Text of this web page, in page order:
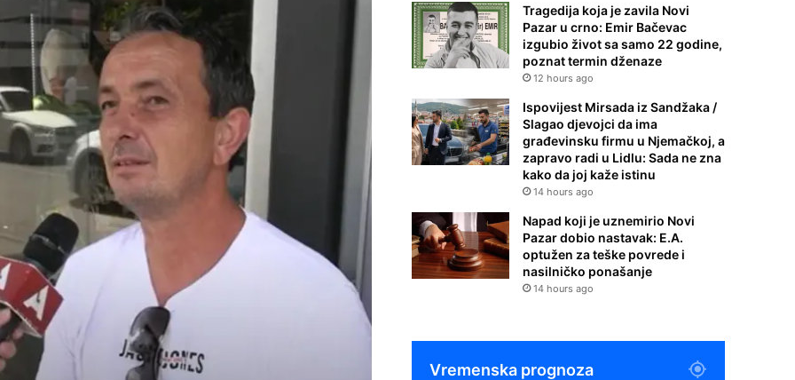
Tragedija koja je zavila Novi
Pazar u crno: Emir Bačevac
izgubio život sa samo 22 godine,
poznat termin dženaze
12 hours ago
Ispovijest Mirsada iz Sandžaka /
Slagao djevojci da ima
građevinsku firmu u Njemačkoj, a
zapravo radi u Lidlu: Sada ne zna
kako da joj kaže istinu
14 hours ago
Napad koji je uznemirio Novi
Pazar dobio nastavak: E.A.
optužen za teške povrede i
nasilničko ponašanje
14 hours ago
Vremenska prognoza